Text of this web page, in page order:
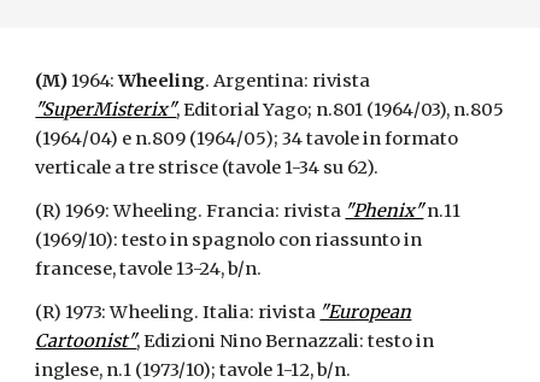
(M) 1964:Wheeling. Argentina: rivista
"SuperMisterix", Editorial Yago; n.801 (1964/03), n.805
(1964/04) e n.809 (1964/05); 34 tavole in formato
verticale a tre strisce (tavole 1-34 su 62).
(R) 1969: Wheeling. Francia: rivista "Phenix"n.11
(1969/10): testo in spagnolo con riassunto in
francese, tavole 13-24, b/n.
(R) 1973: Wheeling. Italia: rivista "European
Cartoonist", Edizioni Nino Bernazzali: testo in
inglese, n.1 (1973/10); tavole 1-12, b/n.